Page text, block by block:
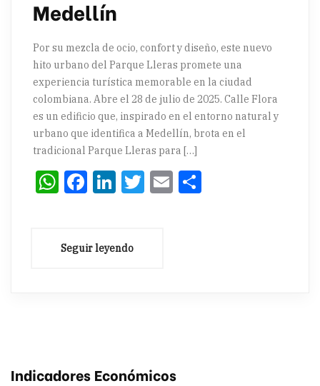
Medellín
Por su mezcla de ocio, confort y diseño, este nuevo
hito urbano del Parque Lleras promete una
experiencia turística memorable en la ciudad
colombiana. Abre el 28 de julio de 2025. Calle Flora
es un edificio que, inspirado en el entorno natural y
urbano que identifica a Medellín, brota en el
tradicional Parque Lleras para […]
WhatsApp
Facebook
LinkedIn
Twitter
Email
Indicadores Económicos